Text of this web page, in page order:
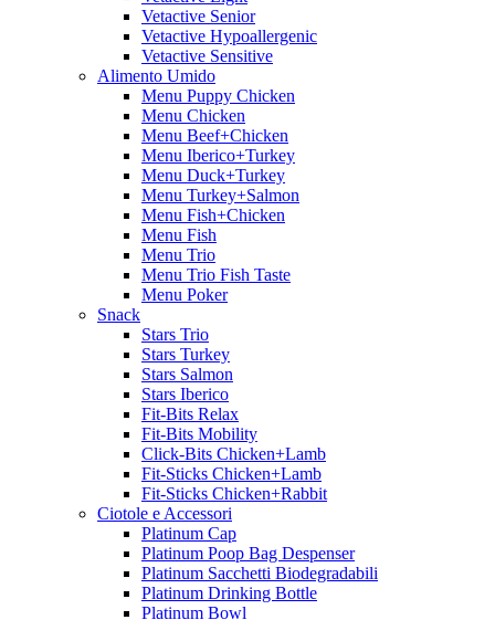
Vetactive Senior
Vetactive Hypoallergenic
Vetactive Sensitive
Alimento Umido
Menu Puppy Chicken
Menu Chicken
Menu Beef+Chicken
Menu Iberico+Turkey
Menu Duck+Turkey
Menu Turkey+Salmon
Menu Fish+Chicken
Menu Fish
Menu Trio
Menu Trio Fish Taste
Menu Poker
Snack
Stars Trio
Stars Turkey
Stars Salmon
Stars Iberico
Fit-Bits Relax
Fit-Bits Mobility
Click-Bits Chicken+Lamb
Fit-Sticks Chicken+Lamb
Fit-Sticks Chicken+Rabbit
Ciotole e Accessori
Platinum Cap
Platinum Poop Bag Despenser
Platinum Sacchetti Biodegradabili
Platinum Drinking Bottle
Platinum Bowl